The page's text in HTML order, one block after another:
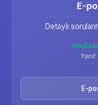
E-
Detaylı
E-